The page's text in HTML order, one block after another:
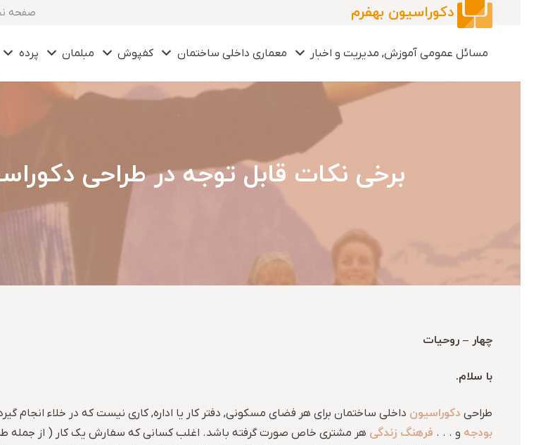
دکوراسیون بهفرم صفحه
مسائل عمومی آموزش, مدیریت و اخبار معماری داخلی ساختمان کفپوش مبلمان پرده
برخی نکات قابل توجه در طراحی
چهار – روحیات
با سلام.
طراحی دکوراسیون داخلی ساختمان برای هر فضای مسکونی, دفتر کار یا اداره, کاری نیست که در خلاء
بودجه و . . . فرهنگ زندگی هر مشتری خاص صورت گرفته باشد. اغلب کسانی که سفارش یک کار ( از جمله